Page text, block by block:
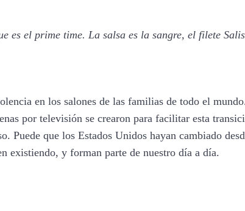
es el prime time. La salsa es la sangre, el filete
en los salones de las familias de todo el
por televisión se crearon para facilitar esta
que los Estados Unidos hayan cambiado
existiendo, y forman parte de nuestro día a día.